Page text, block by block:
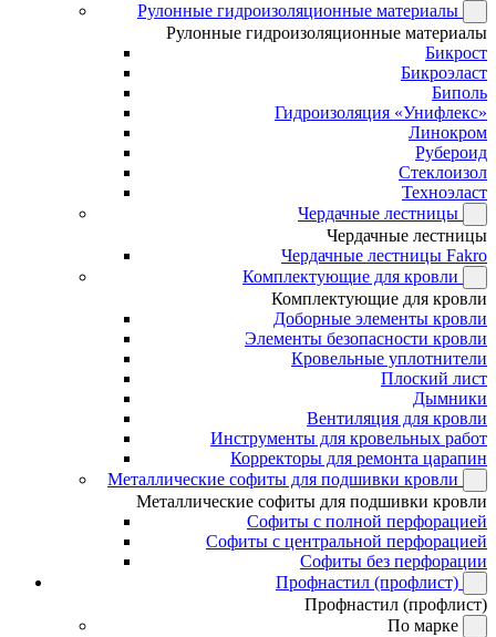
Рулонные гидроизоляционные материалы
Рулонные гидроизоляционные материалы
Бикрост
Бикроэласт
Биполь
Гидроизоляция «Унифлекс»
Линокром
Рубероид
Стеклоизол
Техноэласт
Чердачные лестницы
Чердачные лестницы
Чердачные лестницы Fakro
Комплектующие для кровли
Комплектующие для кровли
Доборные элементы кровли
Элементы безопасности кровли
Кровельные уплотнители
Плоский лист
Дымники
Вентиляция для кровли
Инструменты для кровельных работ
Корректоры для ремонта царапин
Металлические софиты для подшивки кровли
Металлические софиты для подшивки кровли
Софиты с полной перфорацией
Софиты с центральной перфорацией
Софиты без перфорации
Профнастил (профлист)
Профнастил (профлист)
По марке